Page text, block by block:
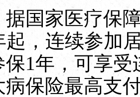
家医疗保障
起，连续参加
保1年，可享
病保险最高支